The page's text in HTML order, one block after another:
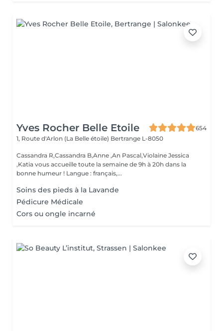
Yves Rocher Belle Etoile
654
1, Route d'Arlon (La Belle étoile) Bertrange L-8050
Cassandra R,Cassandra B,Anne ,An Pascal,Violaine Jessica
,Katia vous accueille toute la semaine de 9h à 20h dans la
bonne humeur ! Langue : français,...
Soins des pieds à la Lavande
Pédicure Médicale
Cors ou ongle incarné